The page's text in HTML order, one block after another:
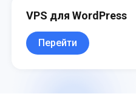
VPS для WordPress
Перейти